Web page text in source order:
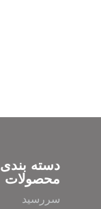
دسته بندی
محصولات
سررسید